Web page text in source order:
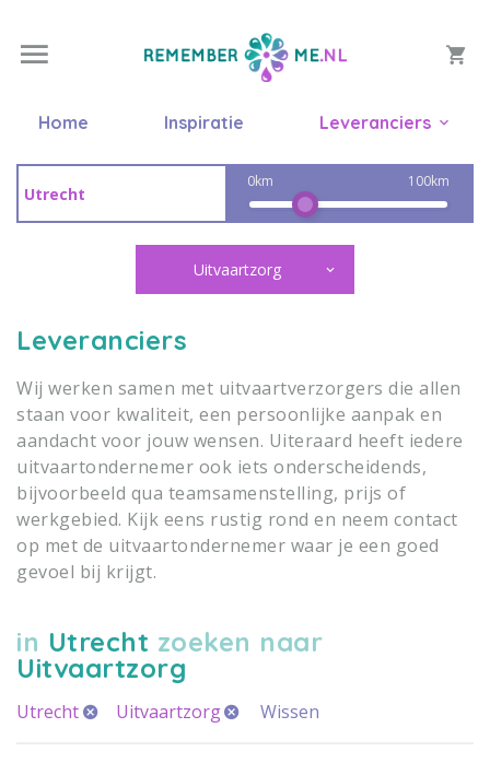
Home Inspiratie Leveranciers
0km 100km
Uitvaartzorg
Leveranciers
Wij werken samen met uitvaartverzorgers die allen
staan voor kwaliteit, een persoonlijke aanpak en
aandacht voor jouw wensen. Uiteraard heeft iedere
uitvaartondernemer ook iets onderscheidends,
bijvoorbeeld qua teamsamenstelling, prijs of
werkgebied. Kijk eens rustig rond en neem contact
op met de uitvaartondernemer waar je een goed
gevoel bij krijgt.
in Utrecht zoeken naar
Uitvaartzorg
Utrecht Uitvaartzorg Wissen